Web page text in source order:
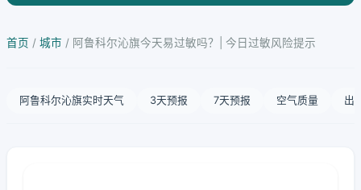
首页 / 城市 / 阿鲁科尔沁旗今天易过敏吗？| 今日过敏风险提示
阿鲁科尔沁旗实时天气 3天预报 7天预报 空气质量 出